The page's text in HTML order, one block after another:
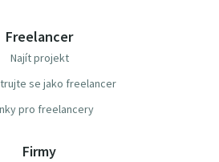
Freelancer
Najít projekt
se jako freelancer
pro freelancery
Firmy